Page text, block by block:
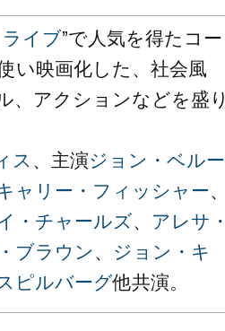
イブ”で人気を得たコー
い映画化した、社会風
、アクションなどを盛り
ス 、主演ジョン・ベルー
ャリー・フィッシャー、
・チャールズ、 アレサ・
ブラウン 、 ジョン・キ
ピルバーグ他共演。